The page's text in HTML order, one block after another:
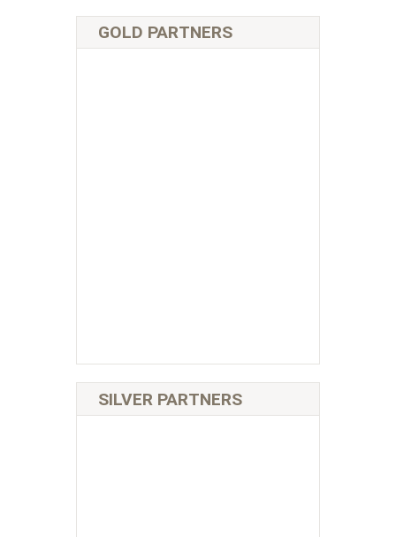
GOLD PARTNERS
SILVER PARTNERS